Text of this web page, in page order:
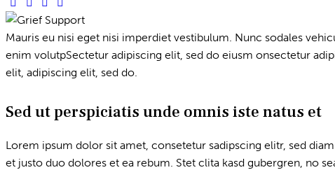
Mauris eu nisi eget nisi imperdiet vestibulum. Nunc sodales
enim volutpSectetur adipiscing elit, sed do eiusm onsectetur
elit, adipiscing elit, sed do.
Sed ut perspiciatis unde omnis iste natus et
Lorem ipsum dolor sit amet, consetetur sadipscing elitr, sed
et justo duo dolores et ea rebum. Stet clita kasd gubergren, no